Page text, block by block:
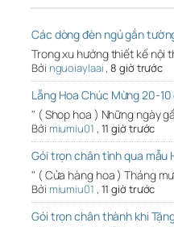
Các dòng đèn ngủ gắn
Trong xu hướng thiết kế nội
Bởi nguoiaylaai,8 giờ trước
Lẵng Hoa Chúc Mừng 20-
" ( Shop hoa ) Những ngày
Bởi miumiu01 , 11 giờ trước
Gói trọn chân tình qua mẫu
" ( Cửa hàng hoa ) Tháng
Bởi miumiu01 , 11 giờ trước
Gói trọn chân thành khi